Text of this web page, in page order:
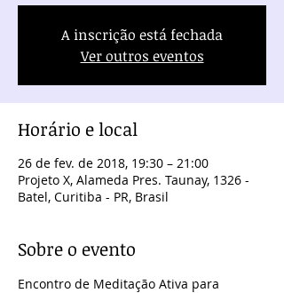
A inscrição está fechada
Ver outros eventos
Horário e local
26 de fev. de 2018, 19:30 – 21:00
Projeto X, Alameda Pres. Taunay, 1326 -
Batel, Curitiba - PR, Brasil
Sobre o evento
Encontro de Meditação Ativa para